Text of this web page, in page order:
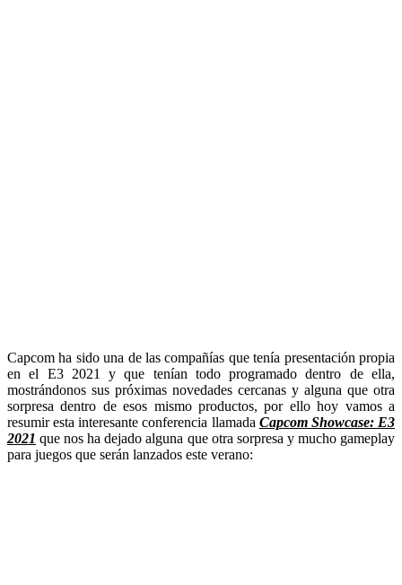
Capcom ha sido una de las compañías que tenía presentación propia
en el E3 2021 y que tenían todo programado dentro de ella,
mostrándonos sus próximas novedades cercanas y alguna que otra
sorpresa dentro de esos mismo productos, por ello hoy vamos a
resumir esta interesante conferencia llamada Capcom Showcase: E3
2021 que nos ha dejado alguna que otra sorpresa y mucho gameplay
para juegos que serán lanzados este verano: